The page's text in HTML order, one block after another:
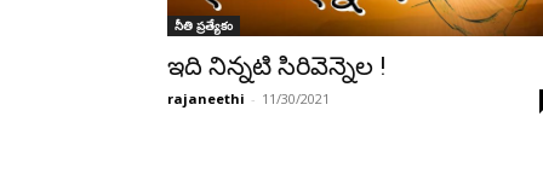
నీతి ప్రత్యేకం
ఇది నిన్నటి సిరివెన్నెల !
rajaneethi - 11/30/2021